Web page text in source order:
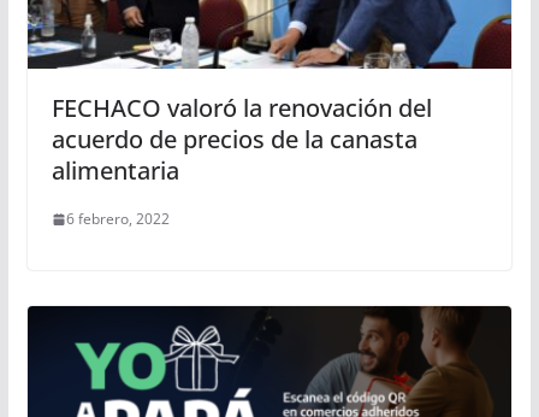
FECHACO valoró la renovación del
acuerdo de precios de la canasta
alimentaria
6 febrero, 2022